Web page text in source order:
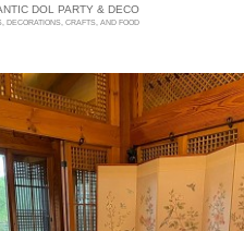
DOL PARTY & DECO
DECORATIONS, CRAFTS, AND FOOD